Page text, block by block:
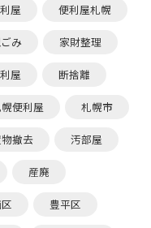
屋 便利屋札幌
み 家財整理
屋 断捨離
便利屋 札幌市
撤去 汚部屋
産廃
豊平区